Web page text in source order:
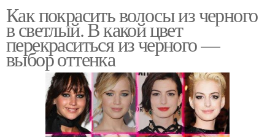
Как покрасить волосы из черного
в светлый. В какой цвет
перекраситься из черного —
выбор оттенка